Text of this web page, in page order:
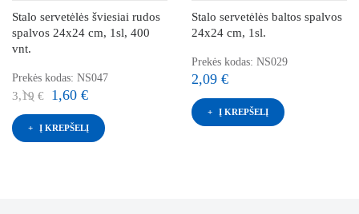
Stalo servetėlės šviesiai rudos
spalvos 24x24 cm, 1sl, 400
vnt.
Prekės kodas: NS047
3,19 € 1,60 €
Į KREPŠELĮ
Stalo servetėlės baltos spalvos
24x24 cm, 1sl.
Prekės kodas: NS029
2,09 €
Į KREPŠELĮ